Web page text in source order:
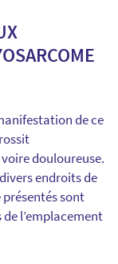
de ce
douloureuse.
endroits de
sont
l’emplacement